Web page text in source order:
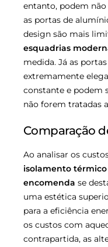
entanto, podem
as portas de
design são mais
esquadrias
medida. Já as
extremamente
constante e podem
não forem tratadas
Comparação
Ao analisar os
isolamento térmico
encomenda se
uma estética
para a eficiência
os custos com
contrapartida, as